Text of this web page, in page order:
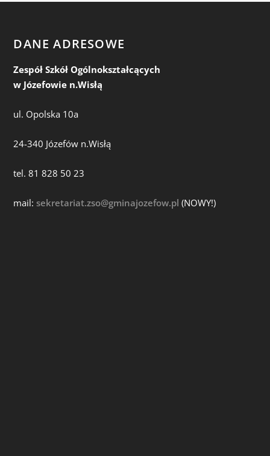
DANE ADRESOWE
Zespół Szkół Ogólnokształcących
w Józefowie n.Wisłą
ul. Opolska 10a
24-340 Józefów n.Wisłą
tel. 81 828 50 23
mail:sekretariat.zso@gminajozefow.pl (NOWY!)